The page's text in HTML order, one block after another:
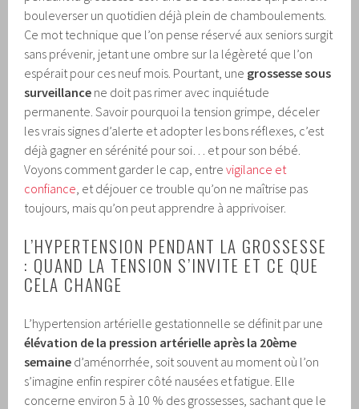
bouleverser un quotidien déjà plein de chamboulements.
Ce mot technique que l’on pense réservé aux seniors surgit
sans prévenir, jetant une ombre sur la légèreté que l’on
espérait pour ces neuf mois. Pourtant, une grossesse sous
surveillance ne doit pas rimer avec inquiétude
permanente. Savoir pourquoi la tension grimpe, déceler
les vrais signes d’alerte et adopter les bons réflexes, c’est
déjà gagner en sérénité pour soi… et pour son bébé.
Voyons comment garder le cap, entrevigilance et
confiance , et déjouer ce trouble qu’on ne maîtrise pas
toujours, mais qu’on peut apprendre à apprivoiser.
L’HYPERTENSION PENDANT LA GROSSESSE
: QUAND LA TENSION S’INVITE ET CE QUE
CELA CHANGE
L’hypertension artérielle gestationnelle se définit par une
élévation de la pression artérielle après la 20ème
semaine d’aménorrhée, soit souvent au moment où l’on
s’imagine enfin respirer côté nausées et fatigue. Elle
concerne environ 5 à 10 % des grossesses, sachant que le